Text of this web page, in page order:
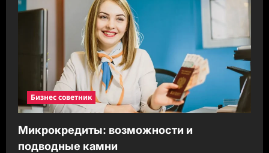
Бизнес советник
Микрокредиты: возможности и
подводные камни